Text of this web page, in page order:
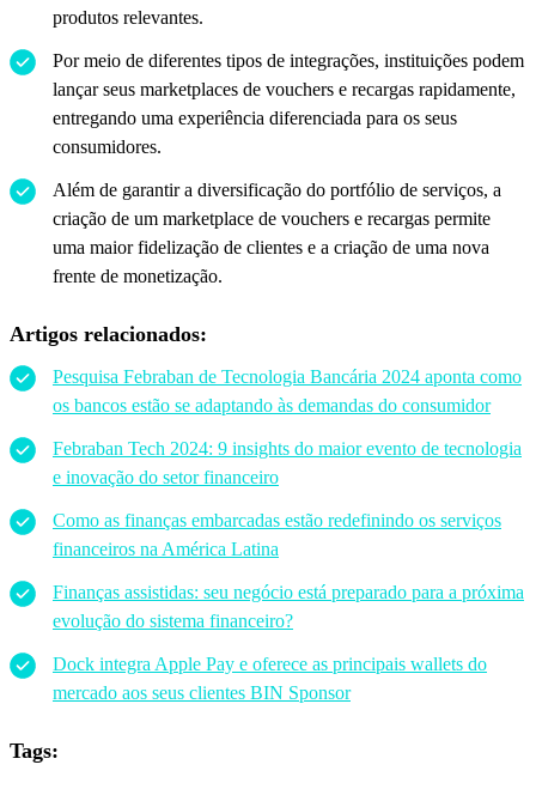
produtos relevantes.
Por meio de diferentes tipos de integrações, instituições podem
lançar seus marketplaces de vouchers e recargas rapidamente,
entregando uma experiência diferenciada para os seus
consumidores.
Além de garantir a diversificação do portfólio de serviços, a
criação de um marketplace de vouchers e recargas permite
uma maior fidelização de clientes e a criação de uma nova
frente de monetização.
Artigos relacionados:
Pesquisa Febraban de Tecnologia Bancária 2024 aponta como
os bancos estão se adaptando às demandas do consumidor
Febraban Tech 2024: 9 insights do maior evento de tecnologia
e inovação do setor financeiro
Como as finanças embarcadas estão redefinindo os serviços
financeiros na América Latina
Finanças assistidas: seu negócio está preparado para a próxima
evolução do sistema financeiro?
Dock integra Apple Pay e oferece as principais wallets do
mercado aos seus clientes BIN Sponsor
Tags: